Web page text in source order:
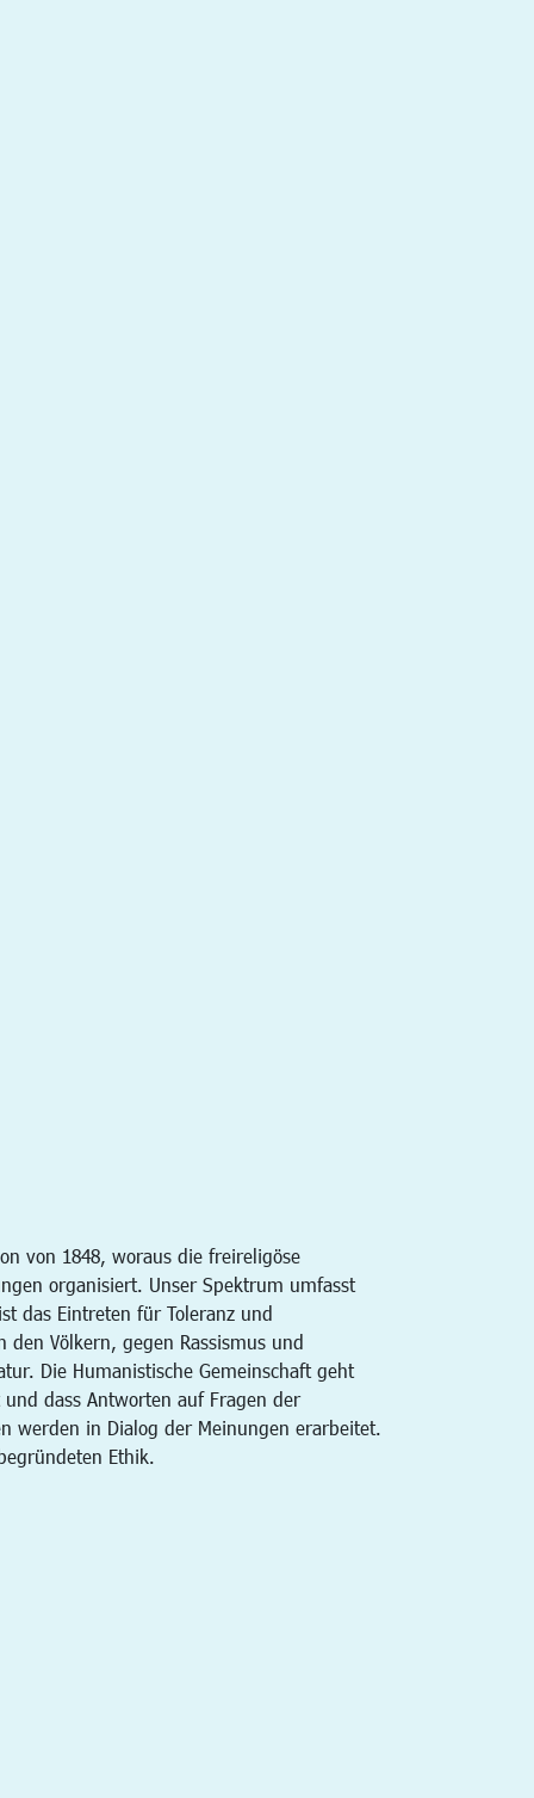
von 1848, woraus die freireligöse
organisiert. Unser Spektrum umfasst
das Eintreten für Toleranz und
Völkern, gegen Rassismus und
Die Humanistische Gemeinschaft geht
dass Antworten auf Fragen der
werden in Dialog der Meinungen erarbeitet.
Ethik.